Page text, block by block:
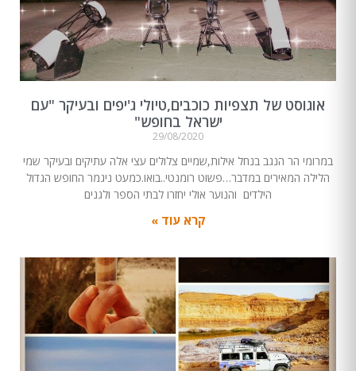
אוגוסט של תצפיות כוכבים,טיולי ג'יפים ובעיקר "עם
ישראל בחופש"
29/08/2020
במרומי הר הנגב בנחל אילות,שמיים צלולים עצי אלה עתיקים ובעיקר שמי
הלילה המאירים במדבר…פשוט רומנטי..בואו.כמעט ניגמר החופש הגדול
הילדים והנוער אולי יחזרו לבתי הספר ולגנים
קרא עוד »